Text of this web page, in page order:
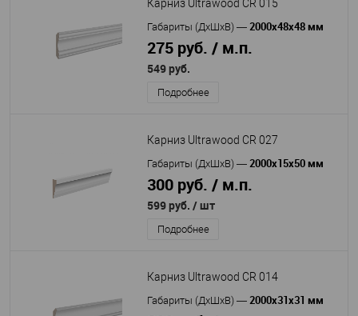
Карниз Ultrawood CR 015
Габариты (ДхШхВ) — 2000x48x48 мм
275 руб. / м.п.
549 руб.
Подробнее
Карниз Ultrawood CR 027
Габариты (ДхШхВ) — 2000x15x50 мм
300 руб. / м.п.
599 руб. / шт
Подробнее
Карниз Ultrawood CR 014
Габариты (ДхШхВ) — 2000x31x31 мм